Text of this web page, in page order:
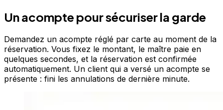
Un acompte pour sécuriser la garde
Demandez un acompte réglé par carte au moment de la
réservation. Vous fixez le montant, le maître paie en
quelques secondes, et la réservation est confirmée
automatiquement. Un client qui a versé un acompte se
présente : fini les annulations de dernière minute.